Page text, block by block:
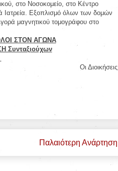
στο Νοσοκομείο, στο Κέντρο
Εξοπλισμό όλων των δομών
μαγνητικού τομογράφου στο
ΣΤΟΝ ΑΓΩΝΑ
Συνταξιούχων
Οι Διοικήσεις
Παλαιότερη Ανάρτηση